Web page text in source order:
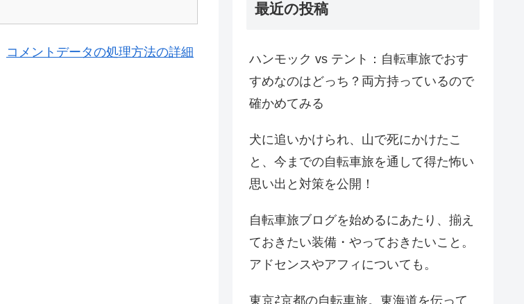
コメントデータの処理方法の詳細
最近の投稿
ハンモック vs テント：自転車旅でおす
すめなのはどっち？両方持っているので
確かめてみる
犬に追いかけられ、山で死にかけたこ
と、今までの自転車旅を通して得た怖い
思い出と対策を公開！
自転車旅ブログを始めるにあたり、揃え
ておきたい装備・やっておきたいこと。
アドセンスやアフィについても。
東京⇄京都の自転車旅。東海道を伝って